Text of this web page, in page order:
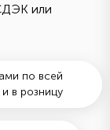
или
по всей
в розницу